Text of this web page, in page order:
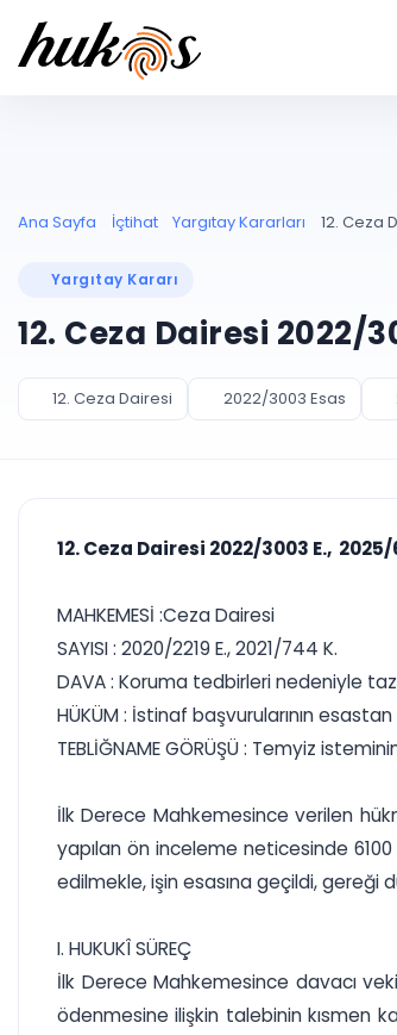
Ana Sayfa İçtihat Yargıtay Kararları 12. Ceza
Yargıtay Kararı
12. Ceza Dairesi 2022/
12. Ceza Dairesi 2022/3003 Esas
12. Ceza Dairesi 2022/3003 E.,
MAHKEMESİ :Ceza Dairesi
SAYISI : 2020/2219 E., 2021/744 K.
DAVA : Koruma tedbirleri nedeniyle
HÜKÜM : İstinaf başvurularının
TEBLİĞNAME GÖRÜŞÜ : Temyiz
İlk Derece Mahkemesince verilen
yapılan ön inceleme neticesinde 6100
edilmekle, işin esasına geçildi, gereği
I. HUKUKÎ SÜREÇ
İlk Derece Mahkemesince davacı
ödenmesine ilişkin talebinin kısmen